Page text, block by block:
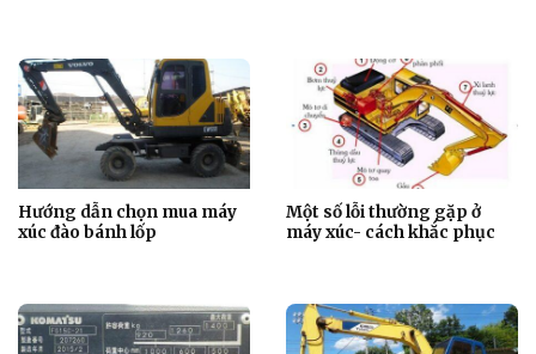
Hướng dẫn chọn mua máy
xúc đào bánh lốp
Một số lỗi thường gặp ở
máy xúc- cách khắc phục